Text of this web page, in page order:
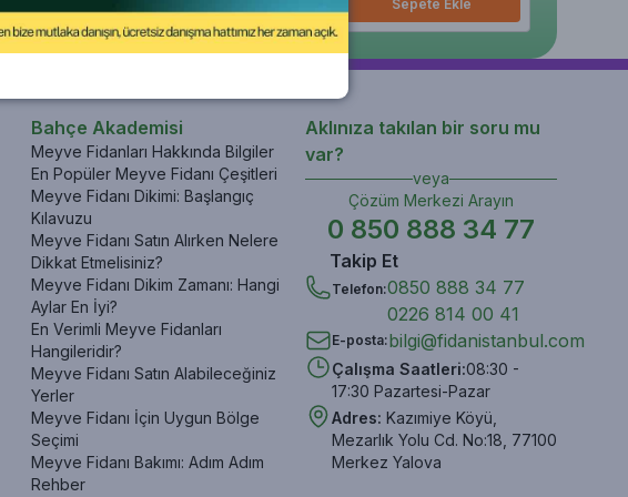
Sepete EkleSepete Ekle
Bahçe Akademisi
Meyve Fidanları Hakkında Bilgiler
En Popüler Meyve Fidanı Çeşitleri
Meyve Fidanı Dikimi: Başlangıç
Kılavuzu
Meyve Fidanı Satın Alırken Nelere
Dikkat Etmelisiniz?
Meyve Fidanı Dikim Zamanı: Hangi
Aylar En İyi?
En Verimli Meyve Fidanları
Hangileridir?
Meyve Fidanı Satın Alabileceğiniz
Yerler
Meyve Fidanı İçin Uygun Bölge
Seçimi
Meyve Fidanı Bakımı: Adım Adım
Rehber
Aklınıza takılan bir soru mu
var?
veya
Çözüm Merkezi Arayın
0 850 888 34 77
Takip Et
Telefon:0850 888 34 77
0226 814 00 41
E-posta:bilgi@fidanistanbul.com
Çalışma Saatleri:08:30 -
17:30 Pazartesi-Pazar
Adres: Kazımiye Köyü,
Mezarlık Yolu Cd. No:18, 77100
Merkez Yalova